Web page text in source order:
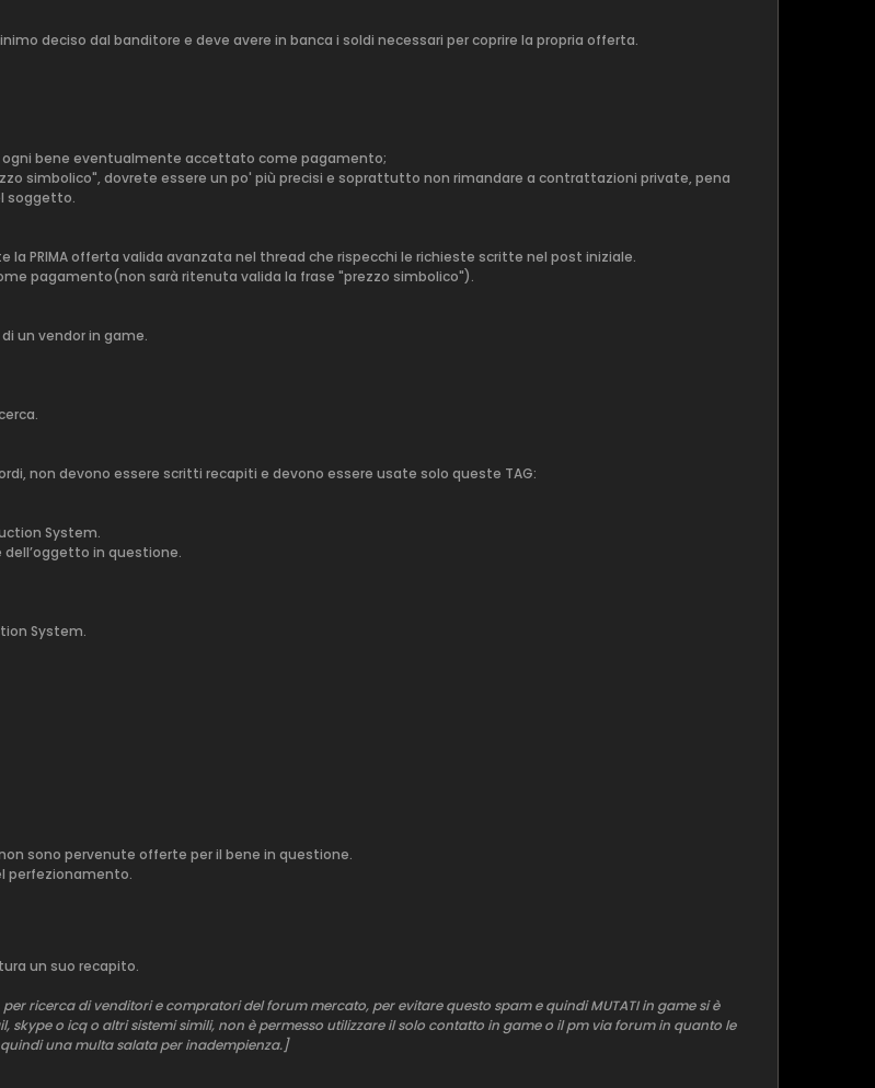
deciso dal banditore e deve avere in banca i soldi necessari per coprire la propria offerta.
ogni bene eventualmente accettato come pagamento;
simbolico", dovrete essere un po' più precisi e soprattutto non rimandare a contrattazioni private, pena
soggetto.
PRIMA offerta valida avanzata nel thread che rispecchi le richieste scritte nel post iniziale.
pagamento(non sarà ritenuta valida la frase "prezzo simbolico").
un vendor in game.
non devono essere scritti recapiti e devono essere usate solo queste TAG:
System.
in questione.
System.
sono pervenute offerte per il bene in questione.
perfezionamento.
un suo recapito.
ricerca di venditori e compratori del forum mercato, per evitare questo spam e quindi MUTATI in game si è
o icq o altri sistemi simili, non è permesso utilizzare il solo contatto in game o il pm via forum in quanto le
una multa salata per inadempienza.]